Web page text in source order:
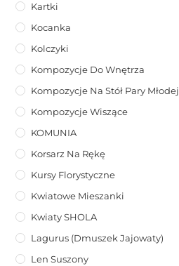
Kartki
Kocanka
Kolczyki
Kompozycje Do Wnętrza
Kompozycje Na Stół Pary Młodej
Kompozycje Wiszące
KOMUNIA
Korsarz Na Rękę
Kursy Florystyczne
Kwiatowe Mieszanki
Kwiaty SHOLA
Lagurus (dmuszek Jajowaty)
Len Suszony